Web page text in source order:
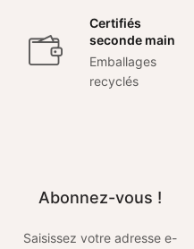
Certifiés
seconde main
Emballages
recyclés
Abonnez-vous !
Saisissez votre adresse e-